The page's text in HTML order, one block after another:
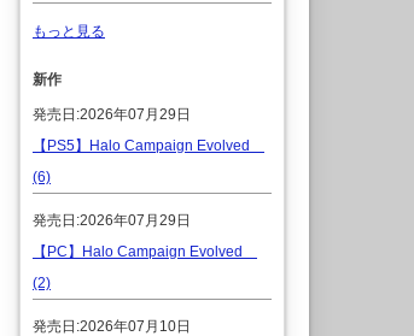
もっと見る
新作
発売日:2026年07月29日
【PS5】Halo Campaign Evolved
(6)
発売日:2026年07月29日
【PC】Halo Campaign Evolved
(2)
発売日:2026年07月10日